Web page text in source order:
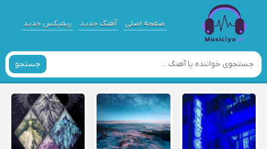
صفحه اصلی آهنگ جدید ریمیکس جدید
جستجو